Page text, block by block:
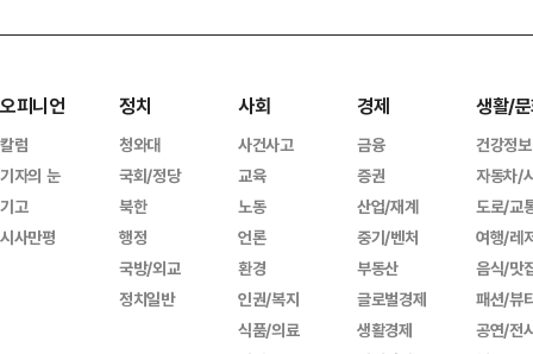
오피니언
칼럼
기자의 눈
기고
시사만평
정치
청와대
국회/정당
북한
행정
국방/외교
정치일반
사회
사건사고
교육
노동
언론
환경
인권/복지
식품/의료
경제
금융
증권
산업/재계
중기/벤처
부동산
글로벌경제
생활경제
생활/
건강정보
자동차/
도로/교
여행/레
음식/맛
패션/뷰
공연/전